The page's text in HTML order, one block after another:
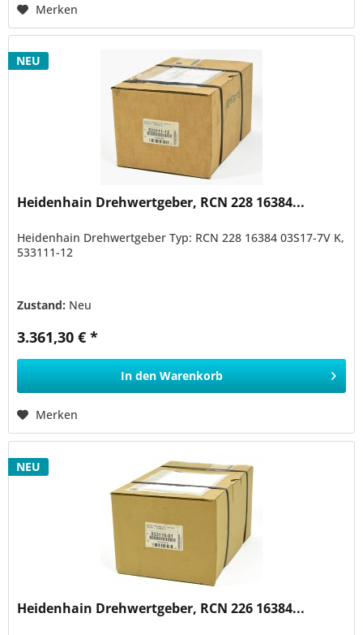
Merken
NEU
Heidenhain Drehwertgeber, RCN 228 16384...
Heidenhain Drehwertgeber Typ: RCN 228 16384 03S17-7V K,
533111-12
Zustand: Neu
3.361,30 € *
In den Warenkorb
Merken
NEU
Heidenhain Drehwertgeber, RCN 226 16384...